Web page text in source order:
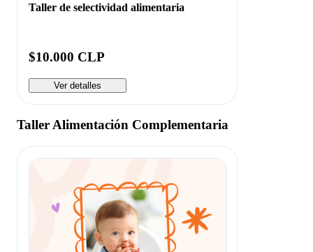
Taller de selectividad alimentaria
$10.000 CLP
Ver detalles
Taller Alimentación Complementaria